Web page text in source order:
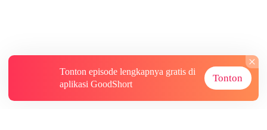
Tonton episode lengkapnya gratis di
aplikasi GoodShort
Tonton